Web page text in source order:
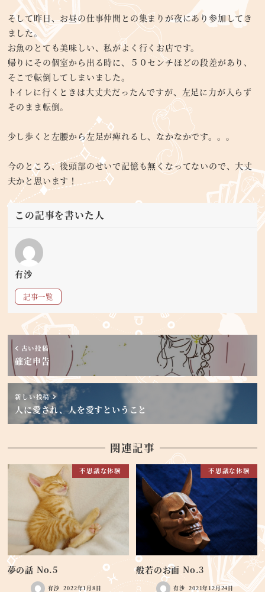
そして昨日、お昼の仕事仲間との集まりが夜にあり参加してき
ました。
お魚のとても美味しい、私がよく行くお店です。
帰りにその個室から出る時に、５０センチほどの段差があり、
そこで転倒してしまいました。
トイレに行くときは大丈夫だったんですが、左足に力が入らず
そのまま転倒。
少し歩くと左腰から左足が痺れるし、なかなかです。。。
今のところ、後頭部のせいで記憶も無くなってないので、大丈
夫かと思います！
この記事を書いた人
有沙
記事一覧
古い投稿
確定申告
新しい投稿
人に愛され、人を愛すということ
関連記事
不思議な体験
夢の話 No.5
有沙 2022年1月8日
不思議な体験
般若のお面 No.3
有沙 2021年12月24日